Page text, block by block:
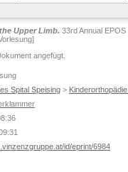
Upper Limb. 33rd Annual
angefügt.
Spital Speising >
id/eprint/6984